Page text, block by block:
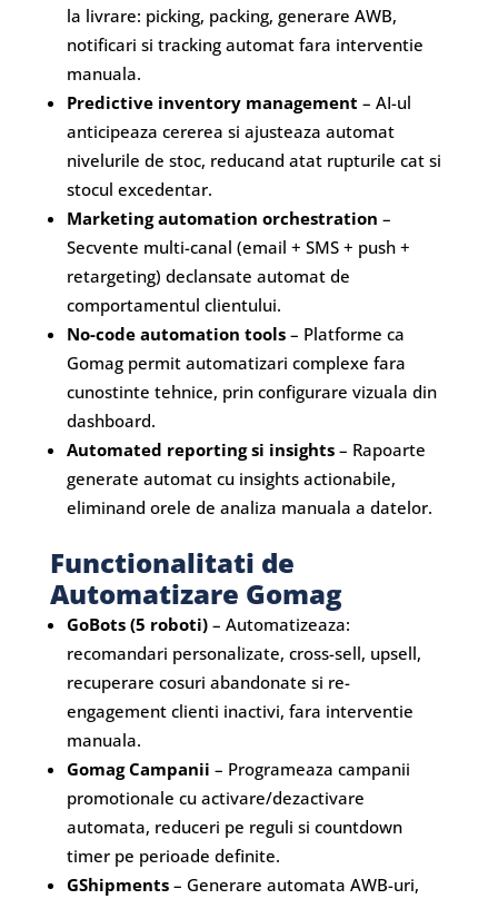
la livrare: picking, packing, generare AWB,
notificari si tracking automat fara interventie
manuala.
Predictive inventory management – AI-ul
anticipeaza cererea si ajusteaza automat
nivelurile de stoc, reducand atat rupturile cat si
stocul excedentar.
Marketing automation orchestration –
Secvente multi-canal (email + SMS + push +
retargeting) declansate automat de
comportamentul clientului.
No-code automation tools– Platforme ca
Gomag permit automatizari complexe fara
cunostinte tehnice, prin configurare vizuala din
dashboard.
Automated reporting si insights– Rapoarte
generate automat cu insights actionabile,
eliminand orele de analiza manuala a datelor.
Functionalitati de
Automatizare Gomag
GoBots (5 roboti)– Automatizeaza:
recomandari personalizate, cross-sell, upsell,
recuperare cosuri abandonate si re-
engagement clienti inactivi, fara interventie
manuala.
Gomag Campanii – Programeaza campanii
promotionale cu activare/dezactivare
automata, reduceri pe reguli si countdown
timer pe perioade definite.
GShipments– Generare automata AWB-uri,